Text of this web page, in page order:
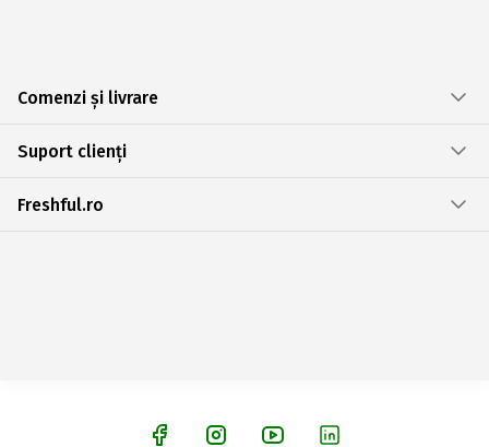
Comenzi și livrare
Suport clienți
Freshful.ro